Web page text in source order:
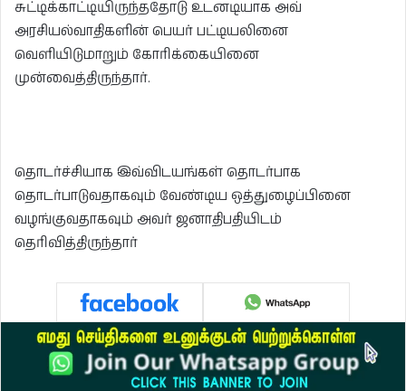
சுட்டிக்காட்டியிருந்ததோடு உடனடியாக அவ்
அரசியல்வாதிகளின் பெயர் பட்டியலினை
வெளியிடுமாறும் கோரிக்கையினை
முன்வைத்திருந்தார்.
தொடர்ச்சியாக இவ்விடயங்கள் தொடர்பாக
தொடர்பாடுவதாகவும் வேண்டிய ஒத்துழைப்பினை
வழங்குவதாகவும் அவர் ஜனாதிபதியிடம்
தெரிவித்திருந்தார்